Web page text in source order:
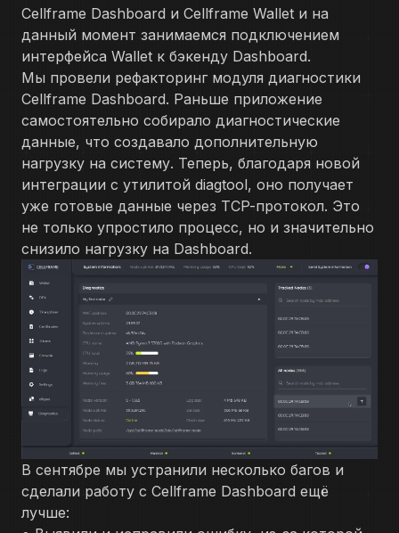
Cellframe Dashboard и Cellframe Wallet и на
данный момент занимаемся подключением
интерфейса Wallet к бэкенду Dashboard.
Мы провели рефакторинг модуля диагностики
Cellframe Dashboard. Раньше приложение
самостоятельно собирало диагностические
данные, что создавало дополнительную
нагрузку на систему. Теперь, благодаря новой
интеграции с утилитой diagtool, оно получает
уже готовые данные через TCP-протокол. Это
не только упростило процесс, но и значительно
снизило нагрузку на Dashboard.
В сентябре мы устранили несколько багов и
сделали работу с Cellframe Dashboard ещё
лучше: